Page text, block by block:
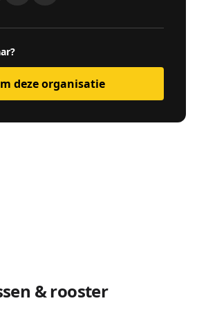
deze organisatie
& rooster